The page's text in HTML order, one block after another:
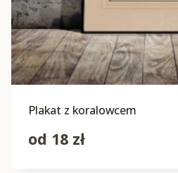
Plakat z koralowcem
od 18 zł